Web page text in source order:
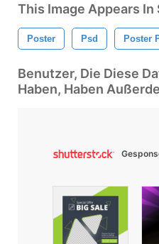
This Image Appears In
Poster Psd Poster
Benutzer, Die Diese
Haben, Haben